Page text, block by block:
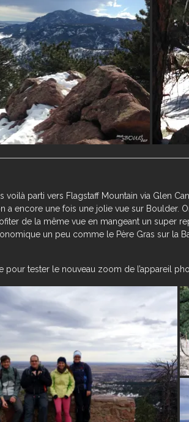
voilà parti vers Flagstaff Mountain via Glen
a encore une fois une jolie vue sur Boulder.
de la même vue en mangeant un super
un peu comme le Père Gras sur la
pour tester le nouveau zoom de l’appareil